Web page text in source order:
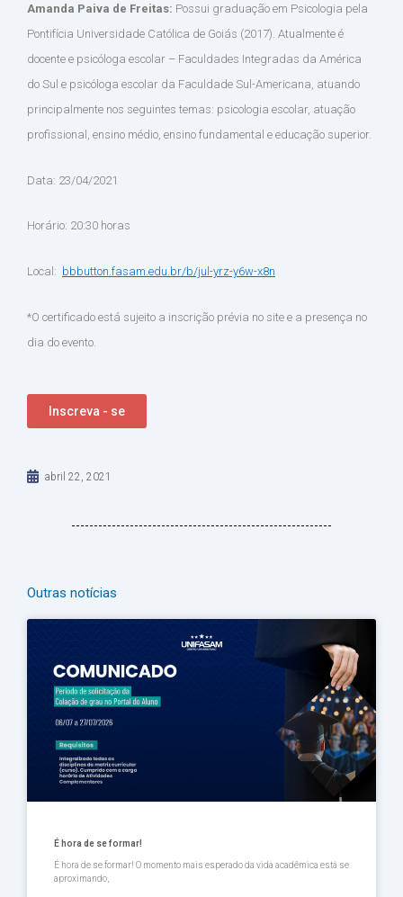
Amanda Paiva de Freitas: Possui graduação em Psicologia pela
Pontifícia Universidade Católica de Goiás (2017). Atualmente é
docente e psicóloga escolar – Faculdades Integradas da América
do Sul e psicóloga escolar da Faculdade Sul-Americana, atuando
principalmente nos seguintes temas: psicologia escolar, atuação
profissional, ensino médio, ensino fundamental e educação superior.
Data: 23/04/2021
Horário: 20:30 horas
Local: bbbutton.fasam.edu.br/b/jul-yrz-y6w-x8n
*O certificado está sujeito a inscrição prévia no site e a presença no
dia do evento.
Inscreva - se
abril 22, 2021
Outras notícias
É hora de se formar!
É hora de se formar! O momento mais esperado da vida acadêmica está se
aproximando,
PáginaPágina
PáginaPáginaPágina